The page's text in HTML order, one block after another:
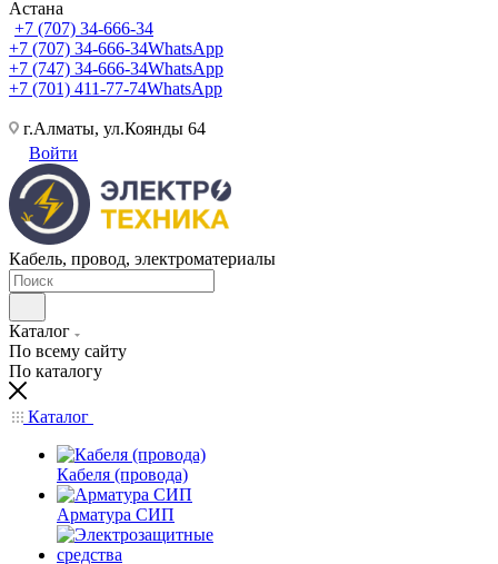
Астана
+7 (707) 34-666-34
+7 (707) 34-666-34WhatsApp
+7 (747) 34-666-34WhatsApp
+7 (701) 411-77-74WhatsApp
г.Алматы, ул.Коянды 64
Войти
Кабель, провод, электроматериалы
Каталог
По всему сайту
По каталогу
Каталог
Кабеля (провода)
Арматура СИП